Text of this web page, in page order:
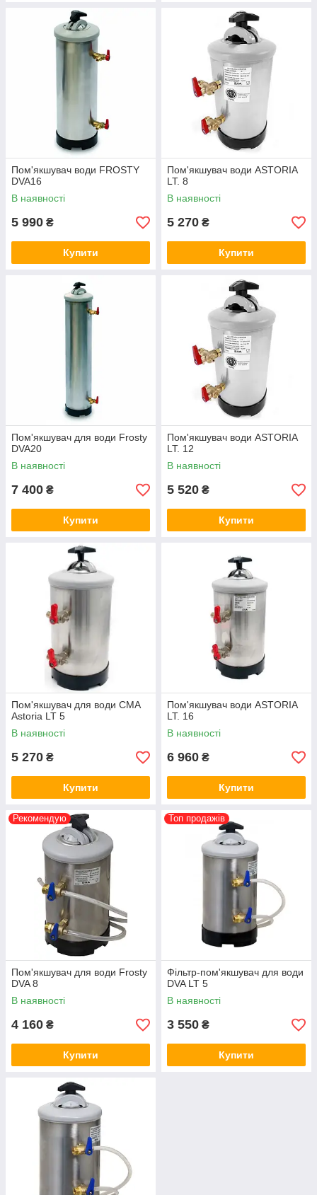
Пом'якшувач води FROSTY
DVA16
В наявності
5 990 ₴
Купити
Пом'якшувач води ASTORIA
LT. 8
В наявності
5 270 ₴
Купити
Пом'якшувач для води Frosty
DVA20
В наявності
7 400 ₴
Купити
Пом'якшувач води ASTORIA
LT. 12
В наявності
5 520 ₴
Купити
Пом'якшувач для води CMA
Astoria LT 5
В наявності
5 270 ₴
Купити
Пом'якшувач води ASTORIA
LT. 16
В наявності
6 960 ₴
Купити
Рекомендую
Пом'якшувач для води Frosty
DVA 8
В наявності
4 160 ₴
Купити
Топ продажів
Фільтр-пом'якшувач для води
DVA LT 5
В наявності
3 550 ₴
Купити